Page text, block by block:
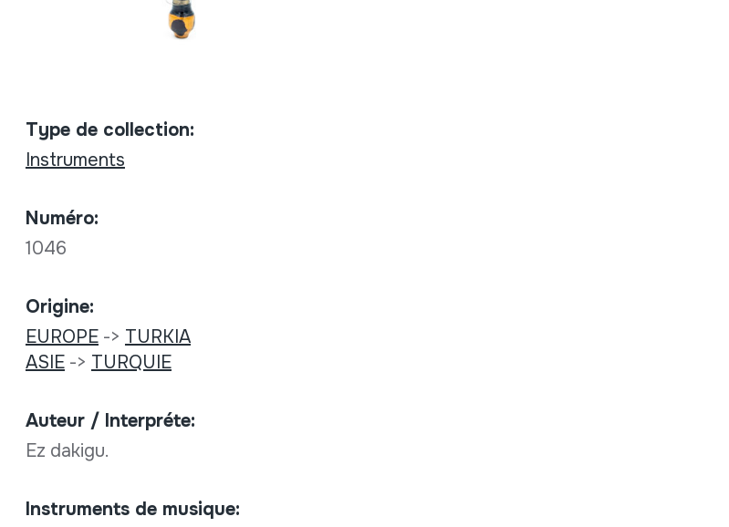
Type de collection:
Instruments
Numéro:
1046
Origine:
EUROPE-> TURKIA
ASIE-> TURQUIE
Auteur / Interpréte:
Ez dakigu.
Instruments de musique: